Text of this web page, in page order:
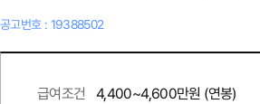
공고번호 : 19388502
급여조건 4,400~4,600만원 (연봉)